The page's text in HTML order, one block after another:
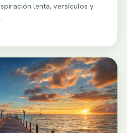
lenta, versículos y